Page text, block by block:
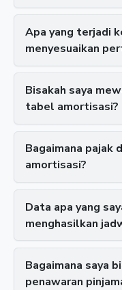
Apa yang terjadi
menyesuaikan
Bisakah saya
tabel amortisasi?
Bagaimana pajak
amortisasi?
Data apa yang
menghasilkan
Bagaimana saya
penawaran